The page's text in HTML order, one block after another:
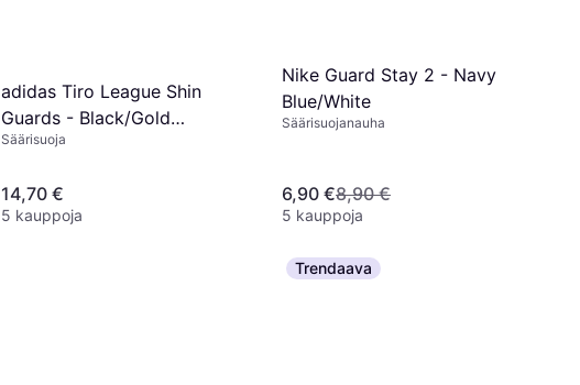
adidas Tiro League Shin
Guards - Black/Gold
Metallic/ White
Säärisuoja
14,70 €
5 kauppoja
Nike Guard Stay 2 - Navy
Blue/White
Säärisuojanauha
6,90 €8,90 €
5 kauppoja
Trendaava